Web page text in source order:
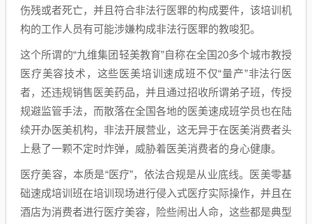
伤残或者死亡，并且符合非法行医罪的构成要件，该培训机
构的工作人员有可能涉嫌构成非法行医罪的教唆犯。
这个所谓的“九维集团轻美教育”自称在全国20多个城市教授
医疗美容技术，这些医美培训速成班不仅“量产”非法行医
者，还违规销售医美药品，并且通过招收所谓弟子班，传授
规避监管手法，而散落在全国各地的医美速成班学员也在陆
续开办医美机构，非法开展营业，这无异于在医美消费者头
上悬了一颗不定时炸弹，威胁着医美消费者的身心健康。
医疗美容，本质是“医疗”，依法合规是从业底线。医美零基
础速成培训班在培训现场进行侵入式医疗实际操作，并且在
酒店为消费者进行医疗美容，险些闹出人命，这些都是典型